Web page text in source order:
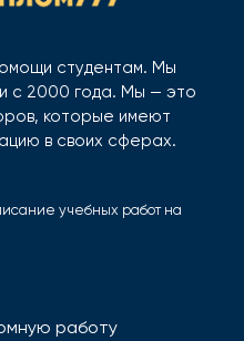
студентам. Мы
с 2000 года. Мы — это
которые имеют
в своих сферах.
учебных работ на
работу